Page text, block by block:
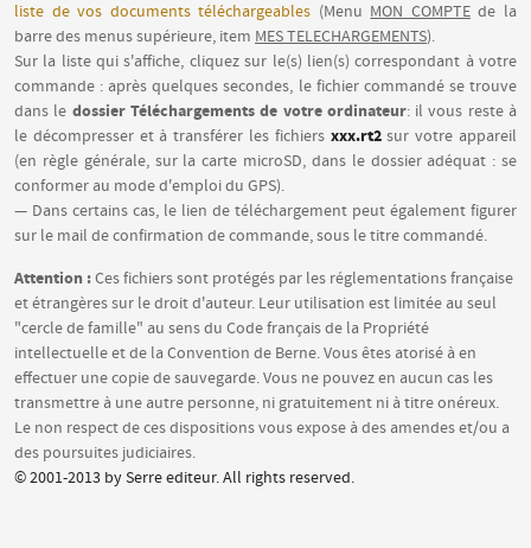
liste de vos documents téléchargeables (Menu MON COMPTEde la
barre des menus supérieure, item MES TELECHARGEMENTS).
Sur la liste qui s'affiche, cliquez sur le(s) lien(s) correspondant à votre
commande : après quelques secondes, le fichier commandé se trouve
dans le dossier Téléchargements de votre ordinateur: il vous reste à
le décompresser et à transférer les fichiers xxx.rt2sur votre appareil
(en règle générale, sur la carte microSD, dans le dossier adéquat : se
conformer au mode d'emploi du GPS).
— Dans certains cas, le lien de téléchargement peut également figurer
sur le mail de confirmation de commande, sous le titre commandé.
Attention :Ces fichiers sont protégés par les réglementations française
et étrangères sur le droit d'auteur. Leur utilisation est limitée au seul
"cercle de famille" au sens du Code français de la Propriété
intellectuelle et de la Convention de Berne. Vous êtes atorisé à en
effectuer une copie de sauvegarde. Vous ne pouvez en aucun cas les
transmettre à une autre personne, ni gratuitement ni à titre onéreux.
Le non respect de ces dispositions vous expose à des amendes et/ou a
des poursuites judiciaires.
© 2001-2013 by Serre editeur. All rights reserved.